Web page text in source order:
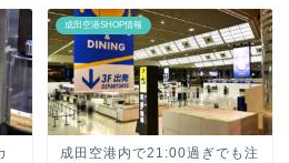
成田空港SHOP情報
成田空港内で21:00過ぎでも注